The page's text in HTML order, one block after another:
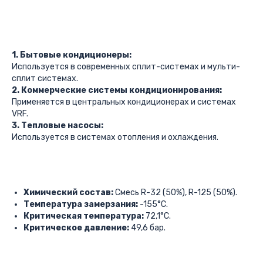
1. Бытовые кондиционеры:
Используется в современных сплит-системах и мульти-
сплит системах.
2. Коммерческие системы кондиционирования:
Применяется в центральных кондиционерах и системах
VRF.
3. Тепловые насосы:
Используется в системах отопления и охлаждения.
Химический состав:Смесь R-32 (50%), R-125 (50%).
Температура замерзания: -155°C.
Критическая температура: 72,1°C.
Критическое давление: 49,6 бар.